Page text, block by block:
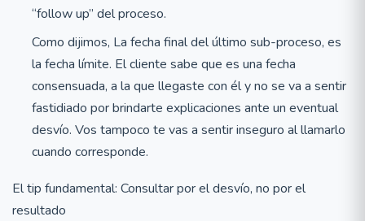
“follow up” del proceso.
Como dijimos, La fecha final del último sub-proceso, es
la fecha límite. El cliente sabe que es una fecha
consensuada, a la que llegaste con él y no se va a sentir
fastidiado por brindarte explicaciones ante un eventual
desvío. Vos tampoco te vas a sentir inseguro al llamarlo
cuando corresponde.
El tip fundamental: Consultar por el desvío, no por el
resultado